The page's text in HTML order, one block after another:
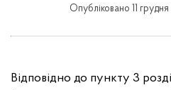
Опубліковано 11
Відповідно до пункту 3